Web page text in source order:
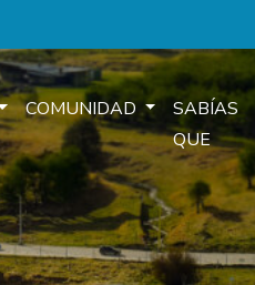
COMUNIDAD
SABÍAS
QUE